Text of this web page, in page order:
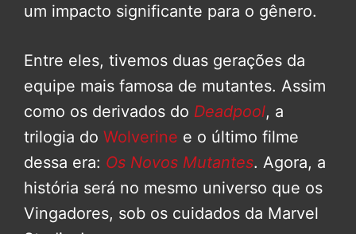
um impacto significante para o gênero.
Entre eles, tivemos duas gerações da
equipe mais famosa de mutantes. Assim
como os derivados do Deadpool, a
trilogia do Wolverine e o último filme
dessa era: Os Novos Mutantes. Agora, a
história será no mesmo universo que os
Vingadores, sob os cuidados da Marvel